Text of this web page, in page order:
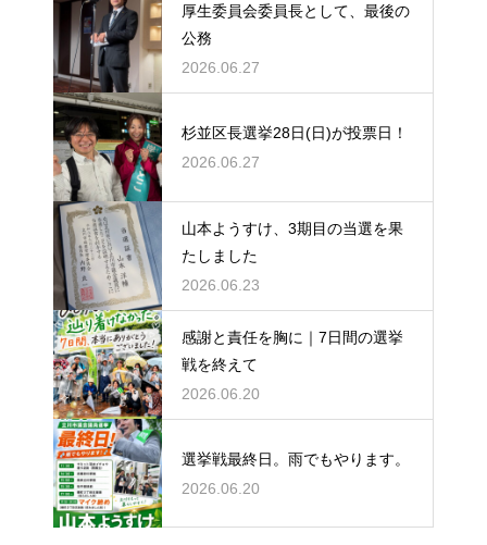
厚生委員会委員長として、最後の
公務
2026.06.27
杉並区長選挙28日(日)が投票日！
2026.06.27
山本ようすけ、3期目の当選を果
たしました
2026.06.23
感謝と責任を胸に｜7日間の選挙
戦を終えて
2026.06.20
選挙戦最終日。雨でもやります。
2026.06.20